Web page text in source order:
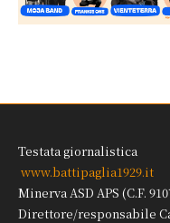
Testata giornalistica
www.battipaglia1929.it
Minerva ASD APS (C.F.
Direttore/responsabile